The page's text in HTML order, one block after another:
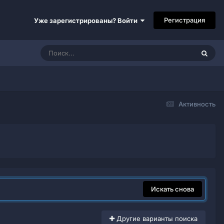
Уже зарегистрированы? Войти Регистрация
Активность
Искать снова
Другие варианты поиска